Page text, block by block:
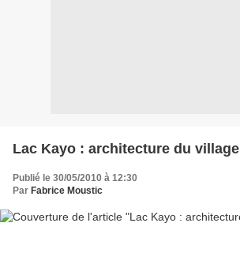
Lac Kayo : architecture du village
Publié le 30/05/2010 à 12:30
Par Fabrice Moustic